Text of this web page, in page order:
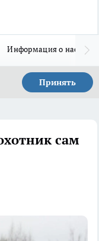
Информация о нас
Принять
сам